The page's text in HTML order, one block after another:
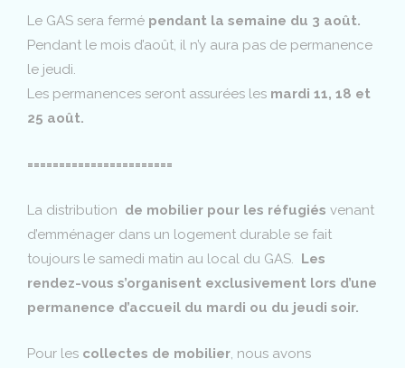
Le GAS sera fermé pendant la semaine du 3 août.
Pendant le mois d’août, il n’y aura pas de permanence
le jeudi.
Les permanences seront assurées les mardi 11, 18 et
25 août.
=======================
La distribution de mobilier pour les réfugiés venant
d’emménager dans un logement durable se fait
toujours le samedi matin au local du GAS. Les
rendez-vous s’organisent exclusivement lors d’une
permanence d’accueil du mardi ou du jeudi soir.
Pour les collectes de mobilier , nous avons